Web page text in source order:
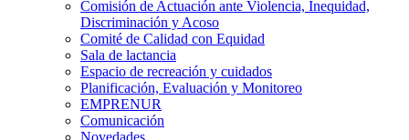
Comisión de Actuación ante Violencia, Inequidad,
Discriminación y Acoso
Comité de Calidad con Equidad
Sala de lactancia
Espacio de recreación y cuidados
Planificación, Evaluación y Monitoreo
EMPRENUR
Comunicación
Novedades